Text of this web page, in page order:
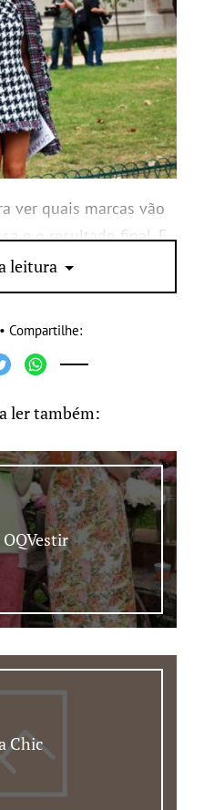
ver quais marcas vão
e o resultado final. E
leitura
• Compartilhe:
ler também:
Chic